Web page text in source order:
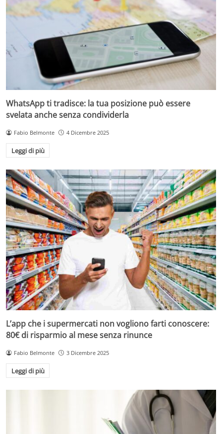
WhatsApp ti tradisce: la tua posizione può essere
svelata anche senza condividerla
Fabio Belmonte 4 Dicembre 2025
Leggi di più
L’app che i supermercati non vogliono farti conoscere:
80€ di risparmio al mese senza rinunce
Fabio Belmonte 3 Dicembre 2025
Leggi di più